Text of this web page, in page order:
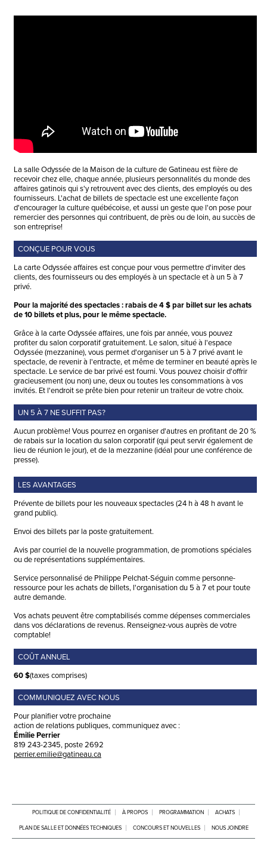
La salle Odyssée de la Maison de la culture de Gatineau est fière de
recevoir chez elle, chaque année, plusieurs personnalités du monde des
affaires gatinois qui s'y retrouvent avec des clients, des employés ou des
fournisseurs. L'achat de billets de spectacle est une excellente façon
d'encourager la culture québécoise, et aussi un geste que l'on pose pour
remercier des personnes qui contribuent, de près ou de loin, au succès de
son entreprise!
CONÇUE POUR VOUS
La carte Odyssée affaires est conçue pour vous permettre d'inviter des
clients, des fournisseurs ou des employés à un spectacle et à un 5 à 7
privé.
Pour la majorité des spectacles : rabais de 4 $ par billet sur les achats
de 10 billets et plus, pour le même spectacle.
Grâce à la carte Odyssée affaires, une fois par année, vous pouvez
profiter du salon corporatif gratuitement. Le salon, situé à l'espace
Odyssée (mezzanine), vous permet d'organiser un 5 à 7 privé avant le
spectacle, de revenir à l'entracte, et même de terminer en beauté après le
spectacle. Le service de bar privé est fourni. Vous pouvez choisir d'offrir
gracieusement (ou non) une, deux ou toutes les consommations à vos
invités. Et l'endroit se prête bien pour retenir un traiteur de votre choix.
UN 5 À 7 NE SUFFIT PAS?
Aucun problème! Vous pourrez en organiser d'autres en profitant de 20 %
de rabais sur la location du salon corporatif (qui peut servir également de
lieu de réunion le jour), et de la mezzanine (idéal pour une conférence de
presse).
LES AVANTAGES
Prévente de billets pour les nouveaux spectacles (24 h à 48 h avant le
grand public).
Envoi des billets par la poste gratuitement.
Avis par courriel de la nouvelle programmation, de promotions spéciales
ou de représentations supplémentaires.
Service personnalisé de Philippe Pelchat-Séguin comme personne-
ressource pour les achats de billets, l'organisation du 5 à 7 et pour toute
autre demande.
Vos achats peuvent être comptabilisés comme dépenses commerciales
dans vos déclarations de revenus. Renseignez-vous auprès de votre
comptable!
COÛT ANNUEL
60 $(taxes comprises)
COMMUNIQUEZ AVEC NOUS
Pour planifier votre prochaine
action de relations publiques, communiquez avec :
Émilie Perrier
819 243-2345, poste 2692
perrier.emilie@gatineau.ca
POLITIQUE DE CONFIDENTIALITÉ À PROPOS PROGRAMMATION
ACHATS
PLAN DE SALLE ET DONNÉES TECHNIQUES
CONCOURS ET NOUVELLES NOUS JOINDRE